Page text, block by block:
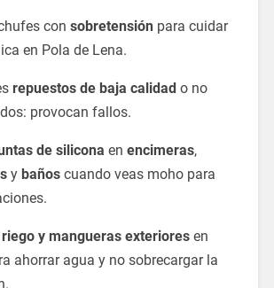
con sobretensiónpara cuidar
en Pola de Lena.
repuestos de baja calidado no
provocan fallos.
de silicona en encimeras,
y bañoscuando veas moho para
riego y mangueras exterioresen
ahorrar agua y no sobrecargar la